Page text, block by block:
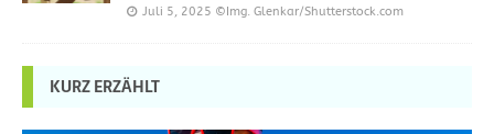
Juli 5, 2025 ©Img. Glenkar/Shutterstock.com
KURZ ERZÄHLT